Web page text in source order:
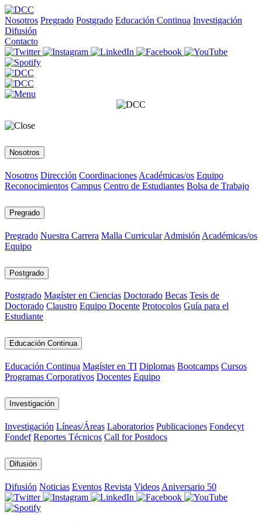
Nosotros Pregrado Postgrado Educación Continua Investigación
Difusión
Contacto
Nosotros
Nosotros Dirección Coordinaciones Académicas/os Equipo
Reconocimientos Campus Centro de Estudiantes Bolsa de Trabajo
Pregrado
Pregrado Nuestra Carrera Malla Curricular Admisión Académicas/os
Equipo
Postgrado
Postgrado Magíster en Ciencias Doctorado Becas Tesis de
Doctorado Claustro Equipo Docente Protocolos Guía para el
Estudiante
Educación Continua
Educación Continua Magíster en TI Diplomas Bootcamps Cursos
Programas Corporativos Docentes Equipo
Investigación
Investigación Líneas/Áreas Laboratorios Publicaciones Fondecyt
Fondef Reportes Técnicos Call for Postdocs
Difusión
Difusión Noticias Eventos Revista Videos Aniversario 50